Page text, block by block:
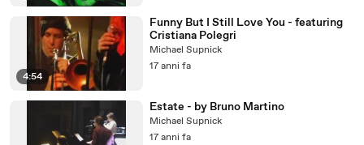
4:54
Funny But I Still Love You - featuring
Cristiana Polegri
Michael Supnick
17 anni fa
Estate - by Bruno Martino
Michael Supnick
17 anni fa